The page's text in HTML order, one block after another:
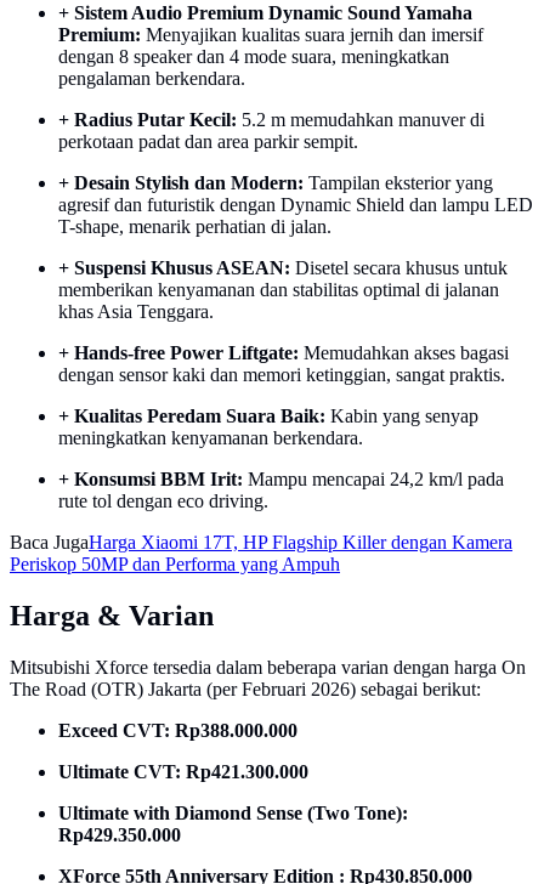
+ Sistem Audio Premium Dynamic Sound Yamaha
Premium: Menyajikan kualitas suara jernih dan imersif
dengan 8 speaker dan 4 mode suara, meningkatkan
pengalaman berkendara.
+ Radius Putar Kecil: 5.2 m memudahkan manuver di
perkotaan padat dan area parkir sempit.
+ Desain Stylish dan Modern: Tampilan eksterior yang
agresif dan futuristik dengan Dynamic Shield dan lampu LED
T-shape, menarik perhatian di jalan.
+ Suspensi Khusus ASEAN: Disetel secara khusus untuk
memberikan kenyamanan dan stabilitas optimal di jalanan
khas Asia Tenggara.
+ Hands-free Power Liftgate: Memudahkan akses bagasi
dengan sensor kaki dan memori ketinggian, sangat praktis.
+ Kualitas Peredam Suara Baik: Kabin yang senyap
meningkatkan kenyamanan berkendara.
+ Konsumsi BBM Irit: Mampu mencapai 24,2 km/l pada
rute tol dengan eco driving.
Baca JugaHarga Xiaomi 17T, HP Flagship Killer dengan Kamera
Periskop 50MP dan Performa yang Ampuh
Harga & Varian
Mitsubishi Xforce tersedia dalam beberapa varian dengan harga On
The Road (OTR) Jakarta (per Februari 2026) sebagai berikut:
Exceed CVT: Rp388.000.000
Ultimate CVT: Rp421.300.000
Ultimate with Diamond Sense (Two Tone):
Rp429.350.000
XForce 55th Anniversary Edition : Rp430.850.000